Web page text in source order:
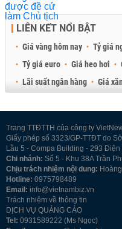
LIÊN KẾT NỔI BẬT
Giá vàng hôm nay Tỷ giá
Tỷ giá euro
Giá heo hơi
Lãi suất ngân hàng
Giá
Trang TTĐTTH của công ty
Giấy phép số 3323/GP-TTĐT do
Lầu 5 - Compa Building - 293
Chi nhánh: Số 5 - Khu 38A Trần
Chịu trách nhiệm nội dung:
Hotline: 0975798489
Email: info@vietnambiz.vn
Trách nhiệm về thông tin
DỊCH VỤ QUẢNG CÁO
Tel: 0931589222 (Ms Ngọc)